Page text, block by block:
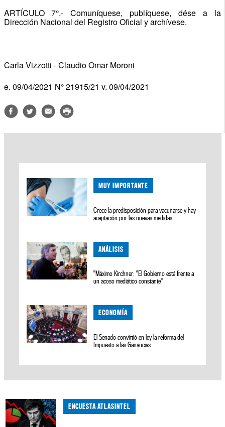
ARTÍCULO 7°.- Comuníquese, publíquese, dése a la
Dirección Nacional del Registro Oficial y archívese.
Carla Vizzotti - Claudio Omar Moroni
e. 09/04/2021 N° 21915/21 v. 09/04/2021
MUY IMPORTANTE
Crece la predisposición para vacunarse y hay
aceptación por las nuevas medidas
ANÁLISIS
"Máximo Kirchner: "El Gobierno está frente a
un acoso mediático constante"
ECONOMÍA
El Senado convirtió en ley la reforma del
Impuesto a las Ganancias
ENCUESTA ATLASINTEL